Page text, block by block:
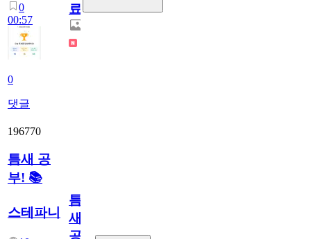
0
00:57
0
댓글
료
196770
틈새 공
부! 📚
스테파니
틈
새